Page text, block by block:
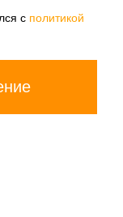
с политикой